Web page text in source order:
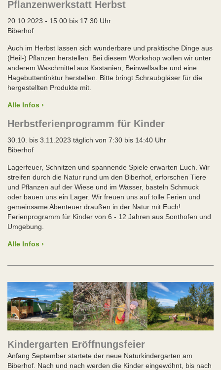
Pflanzenwerkstatt Herbst
20.10.2023 - 15:00 bis 17:30 Uhr
Biberhof
Auch im Herbst lassen sich wunderbare und praktische Dinge aus
(Heil-) Pflanzen herstellen. Bei diesem Workshop wollen wir unter
anderem Waschmittel aus Kastanien, Beinwellsalbe und eine
Hagebuttentinktur herstellen. Bitte bringt Schraubgläser für die
hergestellten Produkte mit.
Alle Infos ›
Herbstferienprogramm für Kinder
30.10. bis 3.11.2023 täglich von 7:30 bis 14:40 Uhr
Biberhof
Lagerfeuer, Schnitzen und spannende Spiele erwarten Euch. Wir
streifen durch die Natur rund um den Biberhof, erforschen Tiere
und Pflanzen auf der Wiese und im Wasser, basteln Schmuck
oder bauen uns ein Lager. Wir freuen uns auf tolle Ferien und
gemeinsame Abenteuer draußen in der Natur mit Euch!
Ferienprogramm für Kinder von 6 - 12 Jahren aus Sonthofen und
Umgebung.
Alle Infos ›
Kindergarten Eröffnungsfeier
Anfang September startete der neue Naturkindergarten am
Biberhof. Nach und nach werden die Kinder eingewöhnt, bis nach